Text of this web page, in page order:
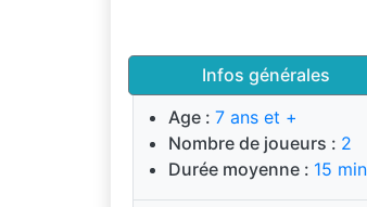
Infos générales
Age : 7 ans et +
Nombre de joueurs : 2
Durée moyenne : 15 min